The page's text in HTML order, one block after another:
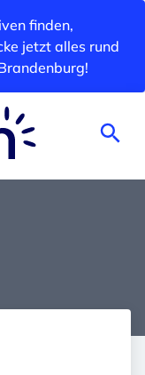
finden,
jetzt alles rund